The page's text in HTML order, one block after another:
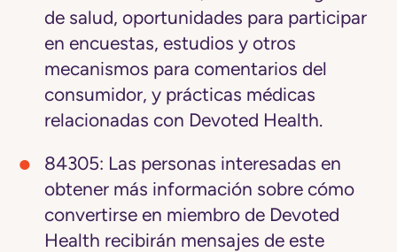
de salud, oportunidades para participar
en encuestas, estudios y otros
mecanismos para comentarios del
consumidor, y prácticas médicas
relacionadas con Devoted Health.
84305: Las personas interesadas en
obtener más información sobre cómo
convertirse en miembro de Devoted
Health recibirán mensajes de este